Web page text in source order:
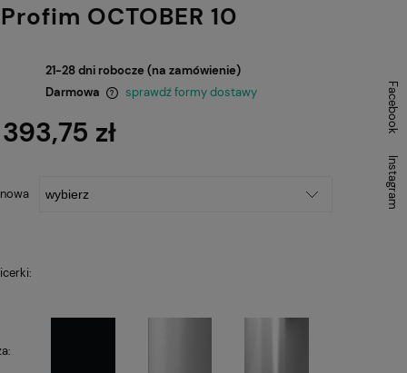
OCTOBER 10
21-28 dni robocze (na zamówienie)
Darmowa
kosztów
sprawdź formy dostawy
zł Facebook
Instagram